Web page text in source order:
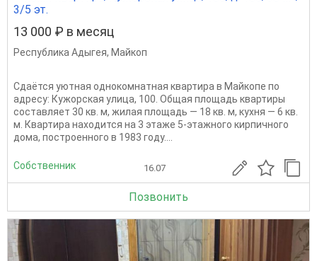
3/5 эт.
13 000 ₽ в месяц
Республика Адыгея, Майкоп
Сдаётся уютная однокомнатная квартира в Майкопе по
адресу: Кужорская улица, 100. Общая площадь квартиры
составляет 30 кв. м, жилая площадь — 18 кв. м, кухня — 6 кв.
м. Квартира находится на 3 этаже 5-этажного кирпичного
дома, построенного в 1983 году....
Собственник 16.07
Позвонить